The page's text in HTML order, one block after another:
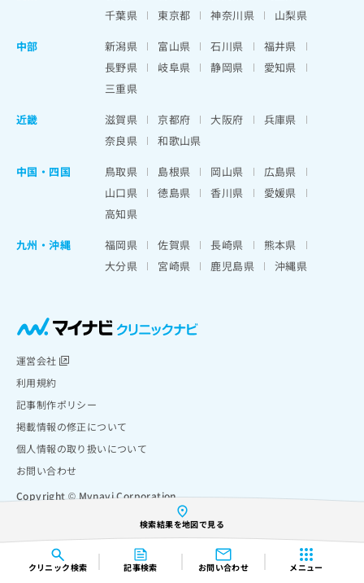
クリニック検索 記事検索 お問い合わせ メニュー
検索結果を地図で見る
千葉県
東京都 神奈川県
山梨県
中部
新潟県 富山県 石川県
福井県
長野県
岐阜県 静岡県
愛知県
三重県
近畿
滋賀県 京都府 大阪府
兵庫県
奈良県
和歌山県
中国・四国
鳥取県 島根県 岡山県
広島県
山口県
徳島県 香川県
愛媛県
高知県
九州・沖縄
福岡県 佐賀県 長崎県
熊本県
大分県
宮崎県 鹿児島県 沖縄県
運営会社
利用規約
記事制作ポリシー
掲載情報の修正について
個人情報の取り扱いについて
お問い合わせ
Copyright © Mynavi Corporation